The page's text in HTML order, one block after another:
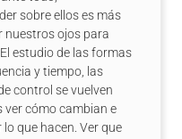
sobre ellos es más
nuestros ojos para
estudio de las formas
y tiempo, las
control se vuelven
ver cómo cambian e
que hacen. Ver que